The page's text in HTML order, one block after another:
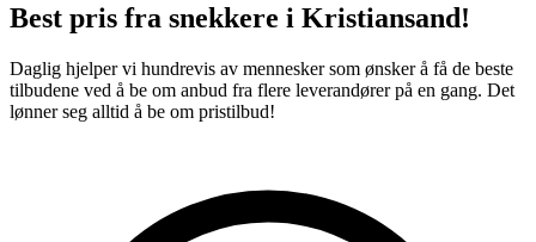
Best pris fra snekkere i Kristiansand!
Daglig hjelper vi hundrevis av mennesker som ønsker å få de beste
tilbudene ved å be om anbud fra flere leverandører på en gang. Det
lønner seg alltid å be om pristilbud!